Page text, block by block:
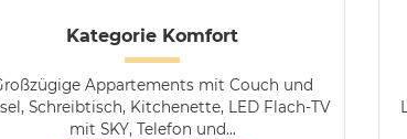
Kategorie Komfort
Appartements mit Couch und
Schreibtisch, Kitchenette, LED Flach-TV
mit SKY, Telefon und…